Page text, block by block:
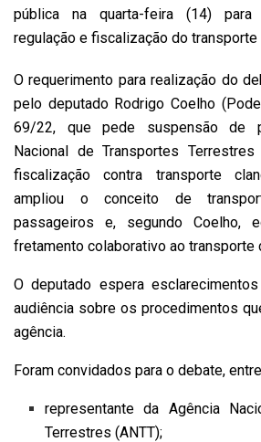
pública na quarta-feira (14)
regulação e fiscalização do
O requerimento para realização do
pelo deputado Rodrigo Coelho
69/22, que pede suspensão de
Nacional de Transportes
fiscalização contra transporte
ampliou o conceito de
passageiros e, segundo Coelho,
fretamento colaborativo ao transporte
O deputado espera
audiência sobre os procedimentos
agência.
Foram convidados para o debate,
representante da Agência
Terrestres (ANTT);